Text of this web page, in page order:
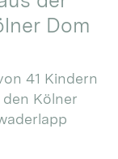
Dom
41 Kindern
Kölner